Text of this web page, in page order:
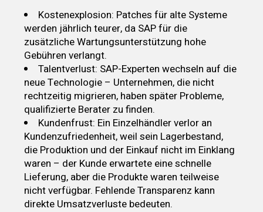
Kostenexplosion: Patches für alte Systeme
werden jährlich teurer, da SAP für die
zusätzliche Wartungsunterstützung hohe
Gebühren verlangt.
Talentverlust: SAP-Experten wechseln auf die
neue Technologie – Unternehmen, die nicht
rechtzeitig migrieren, haben später Probleme,
qualifizierte Berater zu finden.
Kundenfrust: Ein Einzelhändler verlor an
Kundenzufriedenheit, weil sein Lagerbestand,
die Produktion und der Einkauf nicht im Einklang
waren – der Kunde erwartete eine schnelle
Lieferung, aber die Produkte waren teilweise
nicht verfügbar. Fehlende Transparenz kann
direkte Umsatzverluste bedeuten.